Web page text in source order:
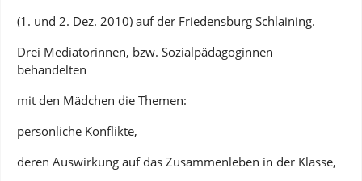
(1. und 2. Dez. 2010) auf der Friedensburg Schlaining.
Drei Mediatorinnen, bzw. Sozialpädagoginnen
behandelten
mit den Mädchen die Themen:
persönliche Konflikte,
deren Auswirkung auf das Zusammenleben in der Klasse,